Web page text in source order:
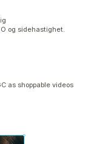
og sidehastighet.
as shoppable videos